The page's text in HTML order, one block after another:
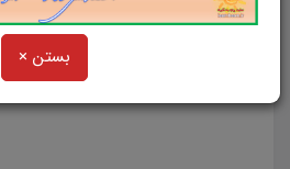
بستن ×
دانش آموزان استثنایی کاربرگ
دانش آموزان استثنایی کاربرگ